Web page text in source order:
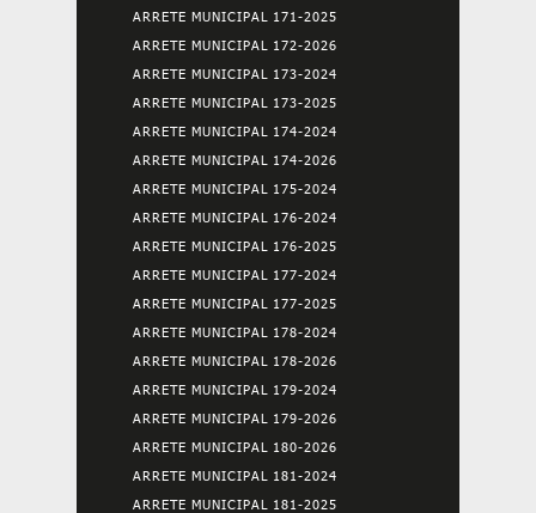
ARRETE MUNICIPAL 171-2025
ARRETE MUNICIPAL 172-2026
ARRETE MUNICIPAL 173-2024
ARRETE MUNICIPAL 173-2025
ARRETE MUNICIPAL 174-2024
ARRETE MUNICIPAL 174-2026
ARRETE MUNICIPAL 175-2024
ARRETE MUNICIPAL 176-2024
ARRETE MUNICIPAL 176-2025
ARRETE MUNICIPAL 177-2024
ARRETE MUNICIPAL 177-2025
ARRETE MUNICIPAL 178-2024
ARRETE MUNICIPAL 178-2026
ARRETE MUNICIPAL 179-2024
ARRETE MUNICIPAL 179-2026
ARRETE MUNICIPAL 180-2026
ARRETE MUNICIPAL 181-2024
ARRETE MUNICIPAL 181-2025